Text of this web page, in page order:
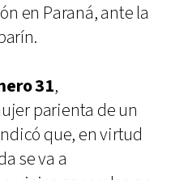
en Paraná, ante la
31,
parienta de un
que, en virtud
se va a